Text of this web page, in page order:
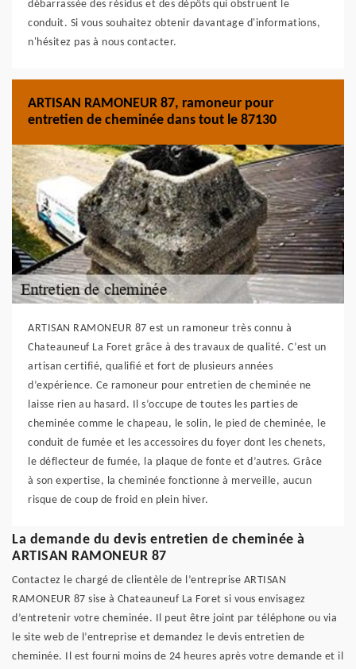
débarrassée des résidus et des dépôts qui obstruent le
conduit. Si vous souhaitez obtenir davantage d'informations,
n'hésitez pas à nous contacter.
ARTISAN RAMONEUR 87, ramoneur pour
entretien de cheminée dans tout le 87130
ARTISAN RAMONEUR 87 est un ramoneur très connu à
Chateauneuf La Foret grâce à des travaux de qualité. C’est un
artisan certifié, qualifié et fort de plusieurs années
d’expérience. Ce ramoneur pour entretien de cheminée ne
laisse rien au hasard. Il s’occupe de toutes les parties de
cheminée comme le chapeau, le solin, le pied de cheminée, le
conduit de fumée et les accessoires du foyer dont les chenets,
le déflecteur de fumée, la plaque de fonte et d’autres. Grâce
à son expertise, la cheminée fonctionne à merveille, aucun
risque de coup de froid en plein hiver.
La demande du devis entretien de cheminée à
ARTISAN RAMONEUR 87
Contactez le chargé de clientèle de l’entreprise ARTISAN
RAMONEUR 87 sise à Chateauneuf La Foret si vous envisagez
d’entretenir votre cheminée. Il peut être joint par téléphone ou via
le site web de l’entreprise et demandez le devis entretien de
cheminée. Il est fourni moins de 24 heures après votre demande et il